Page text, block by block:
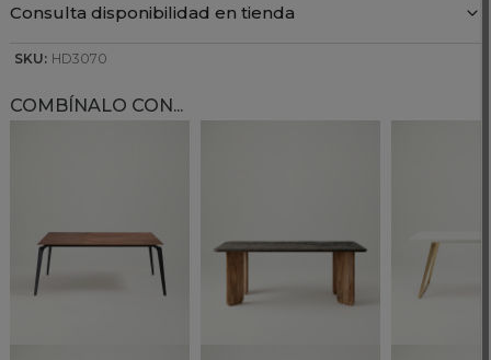
Consulta disponibilidad en tienda
SKU: HD3070
COMBÍNALO CON...